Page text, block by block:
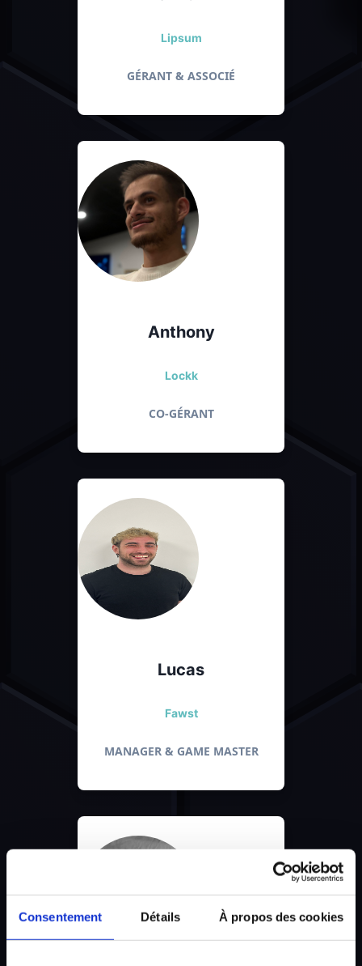
Consentement Détails À propos des cookies
Lipsum
GÉRANT & ASSOCIÉ
Anthony
Lockk
CO-GÉRANT
Lucas
Fawst
MANAGER & GAME MASTER